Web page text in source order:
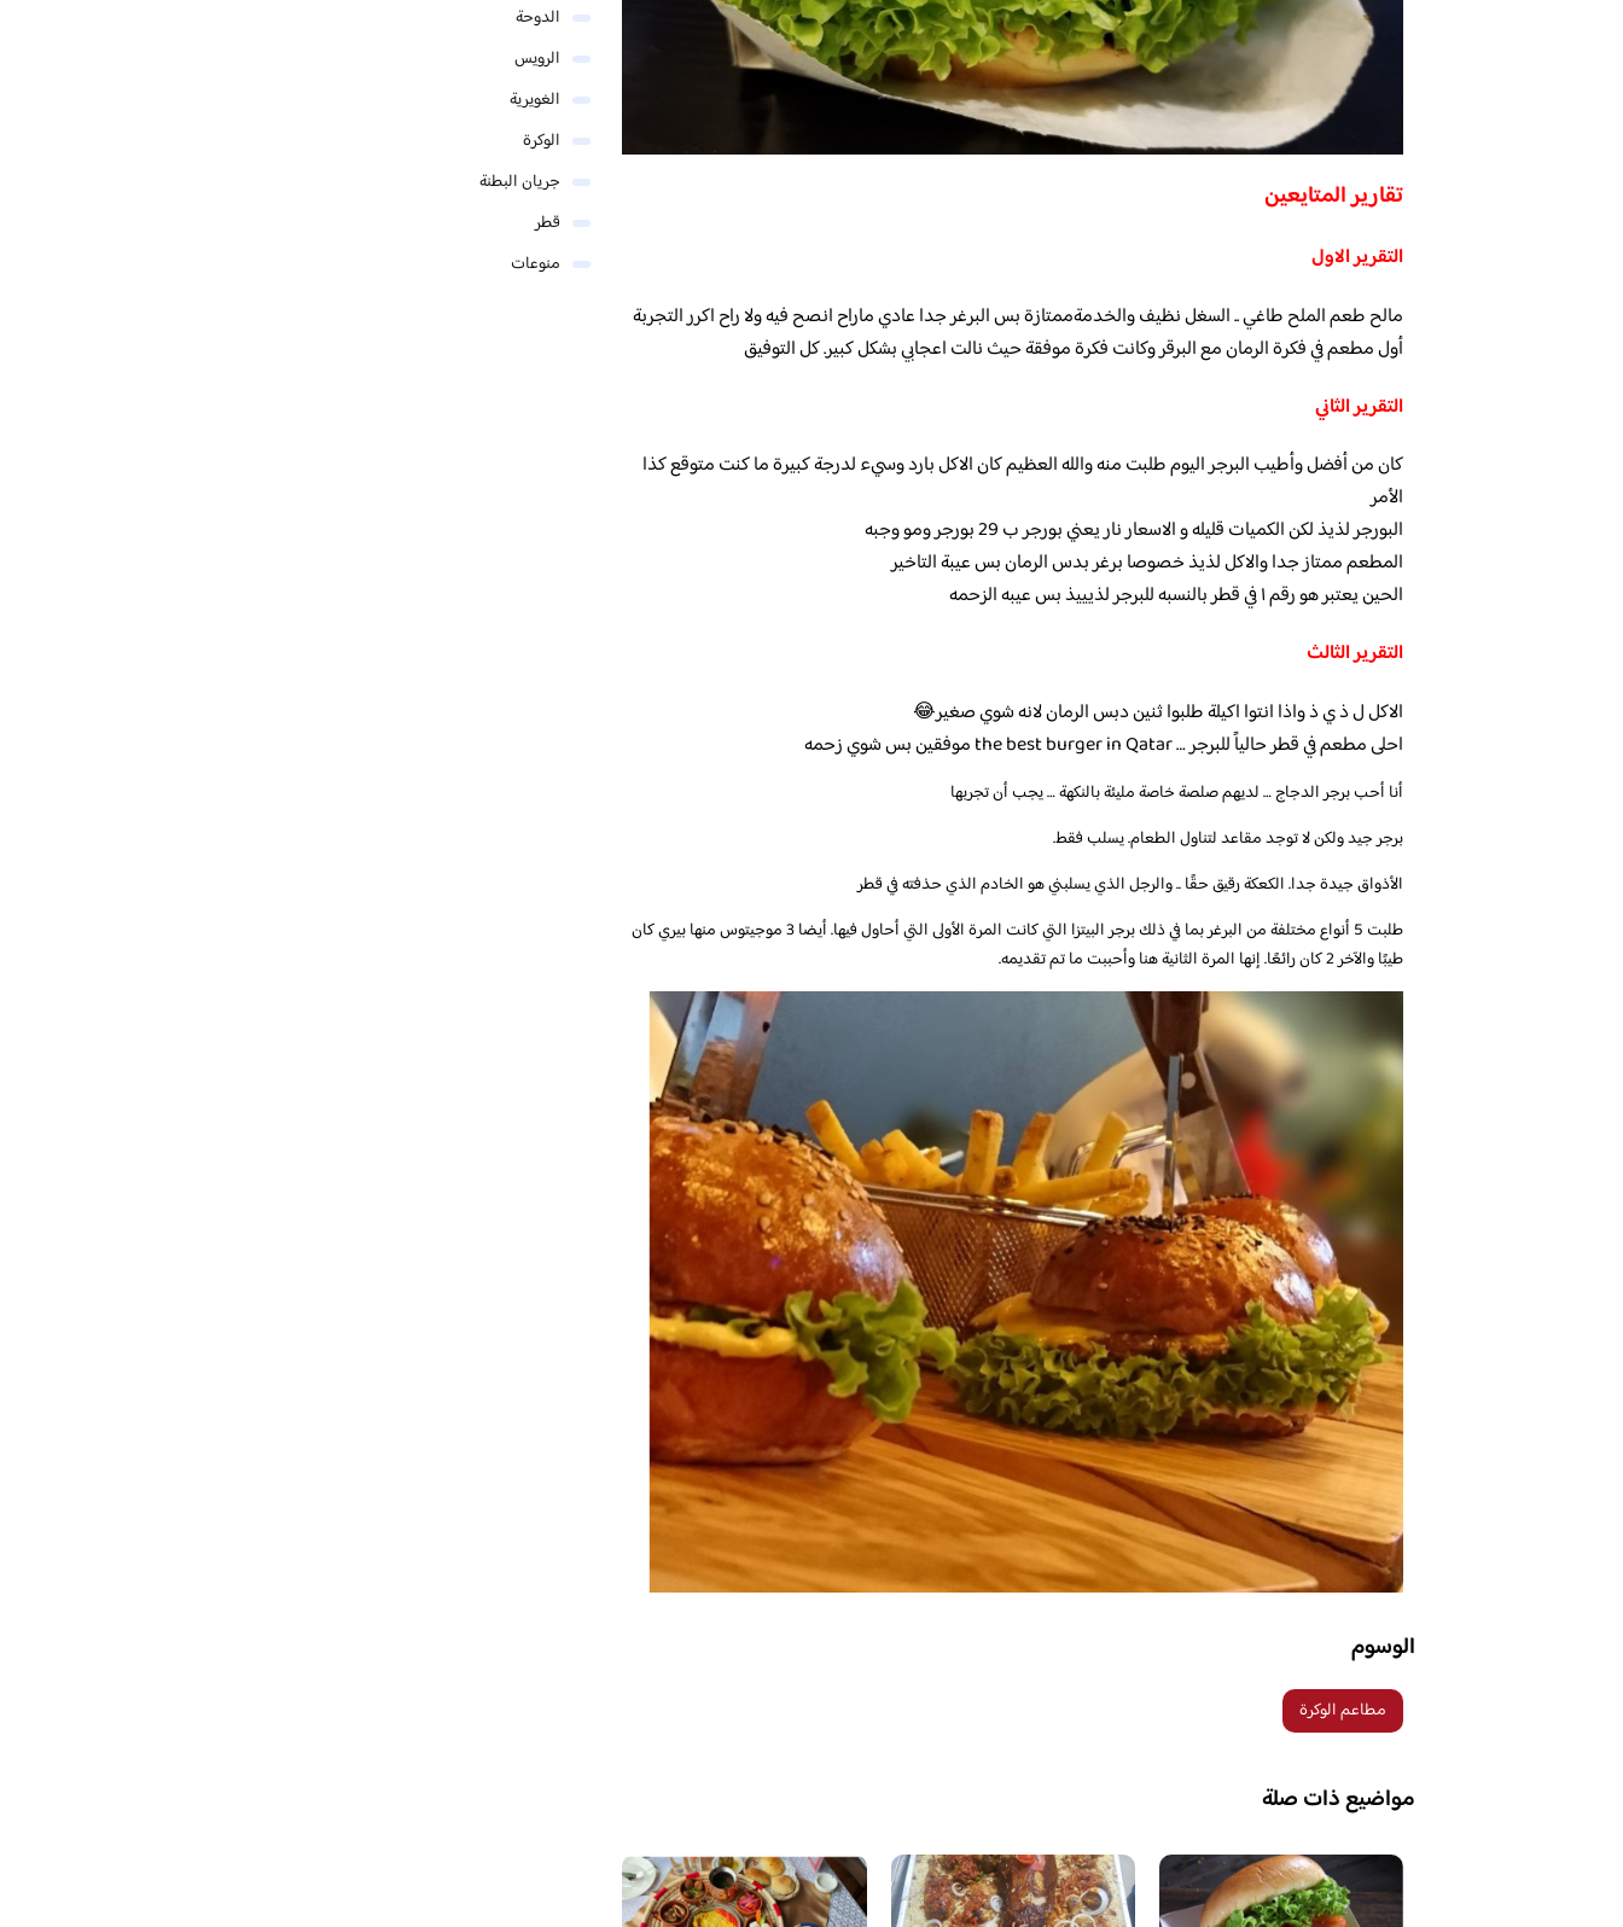
تقارير المتايعين
التقرير الاول
مالح طعم الملح طاغي .. السغل نظيف والخدمةممتازة بس البرغر جدا عادي ماراح انصح فيه ولا راح اكرر التجربة
أول مطعم في فكرة الرمان مع البرقر وكانت فكرة موفقة حيث نالت اعجابي بشكل كبير. كل التوفيق
التقرير الثاني
كان من أفضل وأطيب البرجر اليوم طلبت منه والله العظيم كان الاكل بارد وسيء لدرجة كبيرة ما كنت متوقع كذا
الأمر
البورجر لذيذ لكن الكميات قليله و الاسعار نار يعني بورجر ب 29 بورجر ومو وجبه
المطعم ممتاز جدا والاكل لذيذ خصوصا برغر بدس الرمان بس عيبة التاخير
الحين يعتبر هو رقم ١ في قطر بالنسبه للبرجر لذيييذ بس عيبه الزحمه
التقرير الثالث
الاكل ل ذ ي ذ واذا انتوا اكيلة طلبوا ثنين دبس الرمان لانه شوي صغير😂
احلى مطعم في قطر حالياً للبرجر … the best burger in Qatar موفقين بس شوي زحمه
أنا أحب برجر الدجاج … لديهم صلصة خاصة مليئة بالنكهة … يجب أن تجربها
برجر جيد ولكن لا توجد مقاعد لتناول الطعام. يسلب فقط.
الأذواق جيدة جدا. الكعكة رقيق حقًا .. والرجل الذي يسلبني هو الخادم الذي حذفته في قطر
طلبت 5 أنواع مختلفة من البرغر بما في ذلك برجر البيتزا التي كانت المرة الأولى التي أحاول فيها. أيضا 3 موجيتوس منها بيري كان
طيبًا والآخر 2 كان رائعًا. إنها المرة الثانية هنا وأحببت ما تم تقديمه.
الوسوم
مطاعم الوكرة
مواضيع ذات صلة
الدوحة
الرويس
الغويرية
الوكرة
جريان البطنة
قطر
منوعات